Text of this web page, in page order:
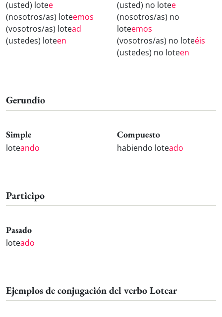
(usted) lotee
(nosotros/as) loteemos
(vosotros/as) lotead
(ustedes) loteen
(usted) no lotee
(nosotros/as) no
loteemos
(vosotros/as) no loteéis
(ustedes) no loteen
Gerundio
Simple
loteando
Compuesto
habiendo loteado
Participo
Pasado
loteado
Ejemplos de conjugación del verbo Lotear